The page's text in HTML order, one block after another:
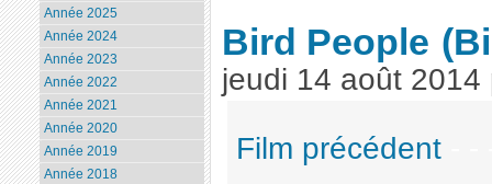
Bird People
jeudi 14 août 2014
Film précédent
Année 2025
Année 2024
Année 2023
Année 2022
Année 2021
Année 2020
Année 2019
Année 2018